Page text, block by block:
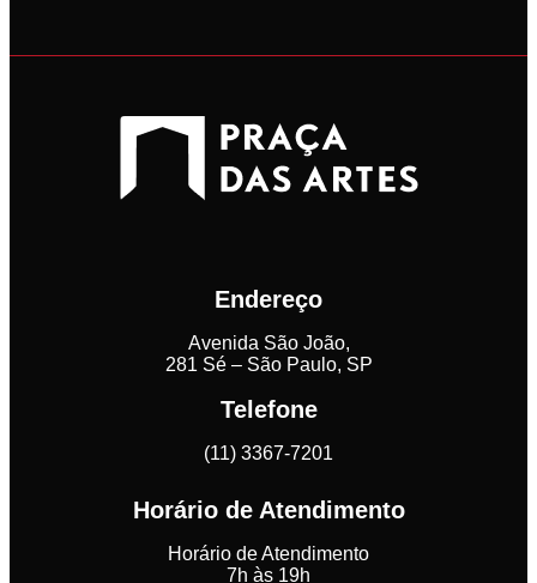
Endereço
Avenida São João,
281 Sé – São Paulo, SP
Telefone
(11) 3367-7201
Horário de Atendimento
Horário de Atendimento
7h às 19h